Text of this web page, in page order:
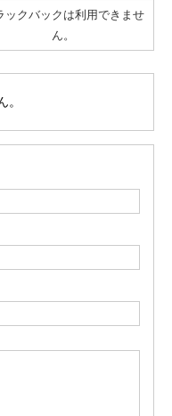
ックバックは利用できませ
ん。
。